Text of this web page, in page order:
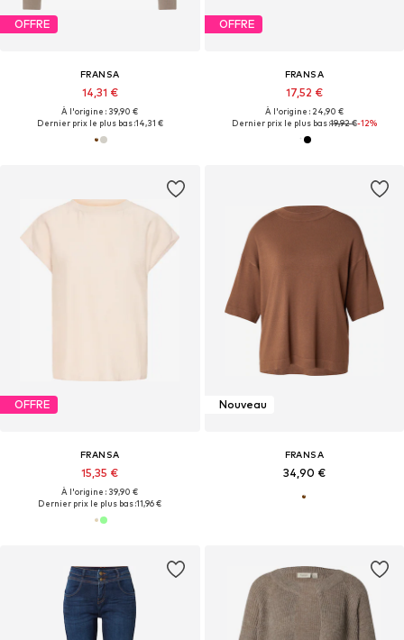
OFFRE
FRANSA
14,31 €
À l'origine : 39,90 €
Dernier prix le plus bas :14,31 €
OFFRE
FRANSA
17,52 €
À l'origine : 24,90 €
Dernier prix le plus bas :19,92 €-12%
OFFRE
FRANSA
15,35 €
À l'origine : 39,90 €
Dernier prix le plus bas :11,96 €
Nouveau
FRANSA
34,90 €